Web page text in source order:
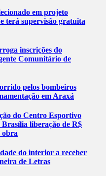
em projeto
terá supervisão gratuita
inscrições do
Comunitário de
pelos bombeiros
em Araxá
do Centro Esportivo
liberação de R$
obra
do interior a receber
de Letras